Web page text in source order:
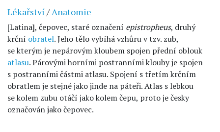
Lékařství/Anatomie
[Latina], čepovec, staré označení epistropheus, druhý
krční obratel. Jeho tělo vybíhá vzhůru v tzv. zub,
se kterým je nepárovým kloubem spojen přední oblouk
atlasu. Párovými horními postranními klouby je spojen
s postranními částmi atlasu. Spojení s třetím krčním
obratlem je stejné jako jinde na páteři. Atlas s lebkou
se kolem zubu otáčí jako kolem čepu, proto je česky
označován jako čepovec.